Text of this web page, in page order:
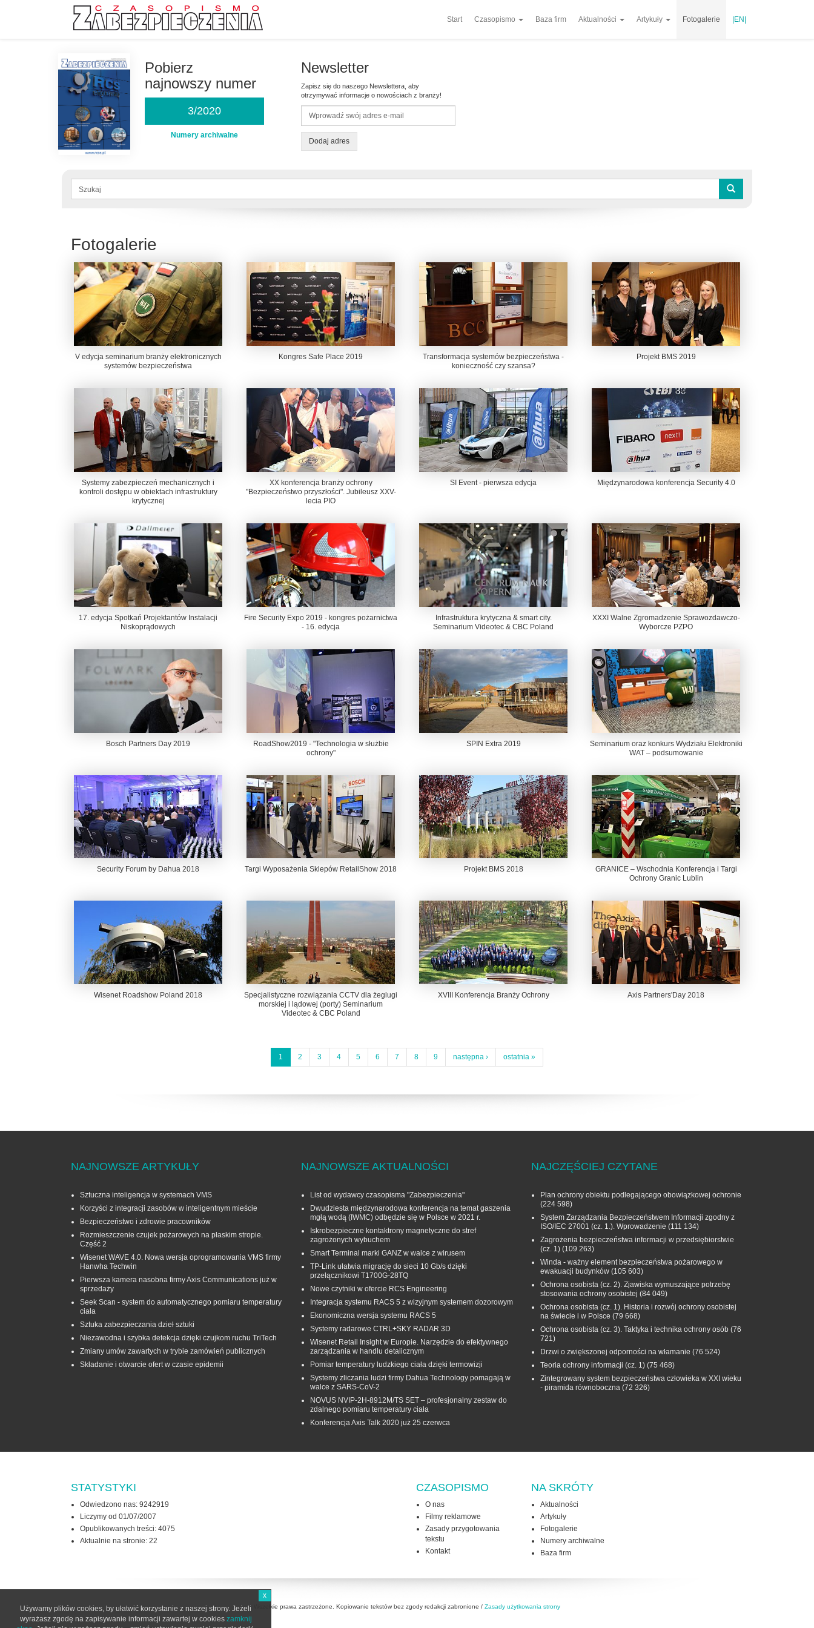
Start Czasopismo Baza firm Aktualności Artykuły Fotogalerie |EN|
Pobierz
najnowszy numer
3/2020
Numery archiwalne
Newsletter
Zapisz się do naszego Newslettera, aby
otrzymywać informacje o nowościach z branży!
Dodaj adres
Formularz
Fotogalerie
V edycja seminarium branży elektronicznych
systemów bezpieczeństwa
Kongres Safe Place 2019
Transformacja systemów bezpieczeństwa -
konieczność czy szansa?
Projekt BMS 2019
Systemy zabezpieczeń mechanicznych i
kontroli dostępu w obiektach infrastruktury
krytycznej
XX konferencja branży ochrony
"Bezpieczeństwo przyszłości". Jubileusz XXV-
lecia PIO
SI Event - pierwsza edycja Międzynarodowa konferencja Security 4.0
17. edycja Spotkań Projektantów Instalacji
Niskoprądowych
Fire Security Expo 2019 - kongres pożarnictwa
- 16. edycja
Infrastruktura krytyczna & smart city.
Seminarium Videotec & CBC Poland
XXXI Walne Zgromadzenie Sprawozdawczo-
Wyborcze PZPO
Bosch Partners Day 2019
RoadShow2019 - "Technologia w służbie
ochrony"
SPIN Extra 2019
Seminarium oraz konkurs Wydziału Elektroniki
WAT – podsumowanie
Security Forum by Dahua 2018 Targi Wyposażenia Sklepów RetailShow 2018 Projekt BMS 2018
GRANICE – Wschodnia Konferencja i Targi
Ochrony Granic Lublin
Wisenet Roadshow Poland 2018
Specjalistyczne rozwiązania CCTV dla żeglugi
morskiej i lądowej (porty) Seminarium
Videotec & CBC Poland
XVIII Konferencja Branży Ochrony Axis Partners'Day 2018
1 2 3 4 5 6 7 8 9 następna › ostatnia »
NAJNOWSZE ARTYKUŁY
Sztuczna inteligencja w systemach VMS
Korzyści z integracji zasobów w inteligentnym mieście
Bezpieczeństwo i zdrowie pracowników
Rozmieszczenie czujek pożarowych na płaskim stropie.
Część 2
Wisenet WAVE 4.0. Nowa wersja oprogramowania VMS firmy
Hanwha Techwin
Pierwsza kamera nasobna firmy Axis Communications już w
sprzedaży
Seek Scan - system do automatycznego pomiaru temperatury
ciała
Sztuka zabezpieczania dzieł sztuki
Niezawodna i szybka detekcja dzięki czujkom ruchu TriTech
Zmiany umów zawartych w trybie zamówień publicznych
Składanie i otwarcie ofert w czasie epidemii
NAJNOWSZE AKTUALNOŚCI
List od wydawcy czasopisma "Zabezpieczenia"
Dwudziesta międzynarodowa konferencja na temat gaszenia
mgłą wodą (IWMC) odbędzie się w Polsce w 2021 r.
Iskrobezpieczne kontaktrony magnetyczne do stref
zagrożonych wybuchem
Smart Terminal marki GANZ w walce z wirusem
TP-Link ułatwia migrację do sieci 10 Gb/s dzięki
przełącznikowi T1700G‑28TQ
Nowe czytniki w ofercie RCS Engineering
Integracja systemu RACS 5 z wizyjnym systemem dozorowym
Ekonomiczna wersja systemu RACS 5
Systemy radarowe CTRL+SKY RADAR 3D
Wisenet Retail Insight w Europie. Narzędzie do efektywnego
zarządzania w handlu detalicznym
Pomiar temperatury ludzkiego ciała dzięki termowizji
Systemy zliczania ludzi firmy Dahua Technology pomagają w
walce z SARS-CoV-2
NOVUS NVIP-2H-8912M/TS SET – profesjonalny zestaw do
zdalnego pomiaru temperatury ciała
Konferencja Axis Talk 2020 już 25 czerwca
NAJCZĘŚCIEJ CZYTANE
Plan ochrony obiektu podlegającego obowiązkowej ochronie
(224 598)
System Zarządzania Bezpieczeństwem Informacji zgodny z
ISO/IEC 27001 (cz. 1.). Wprowadzenie (111 134)
Zagrożenia bezpieczeństwa informacji w przedsiębiorstwie
(cz. 1) (109 263)
Winda - ważny element bezpieczeństwa pożarowego w
ewakuacji budynków (105 603)
Ochrona osobista (cz. 2). Zjawiska wymuszające potrzebę
stosowania ochrony osobistej (84 049)
Ochrona osobista (cz. 1). Historia i rozwój ochrony osobistej
na świecie i w Polsce (79 668)
Ochrona osobista (cz. 3). Taktyka i technika ochrony osób (76
721)
Drzwi o zwiększonej odporności na włamanie (76 524)
Teoria ochrony informacji (cz. 1) (75 468)
Zintegrowany system bezpieczeństwa człowieka w XXI wieku
- piramida równoboczna (72 326)
STATYSTYKI
Odwiedzono nas: 9242919
Liczymy od 01/07/2007
Opublikowanych treści: 4075
Aktualnie na stronie: 22
CZASOPISMO
O nas
Filmy reklamowe
Zasady przygotowania
tekstu
Kontakt
NA SKRÓTY
Aktualności
Artykuły
Fotogalerie
Numery archiwalne
Baza firm
Wszelkie prawa zastrzeżone. Kopiowanie tekstów bez zgody redakcji zabronione / Zasady użytkowania strony
x
Używamy plików cookies, by ułatwić korzystanie z naszej strony. Jeżeli
wyrażasz zgodę na zapisywanie informacji zawartej w cookies zamknij